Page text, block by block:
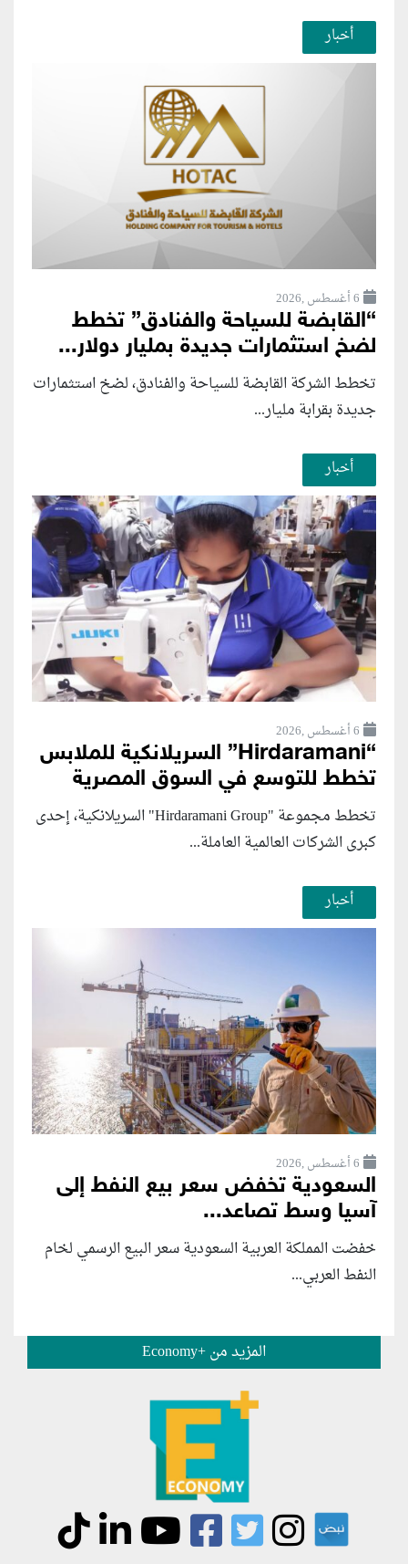
أخبار
6 أغسطس ,2026
“القابضة للسياحة والفنادق” تخطط
لضخ استثمارات جديدة بمليار دولار...
تخطط الشركة القابضة للسياحة والفنادق، لضخ استثمارات
جديدة بقرابة مليار...
أخبار
6 أغسطس ,2026
“Hirdaramani” السريلانكية للملابس
تخطط للتوسع في السوق المصرية
تخطط مجموعة "Hirdaramani Group" السريلانكية، إحدى
كبرى الشركات العالمية العاملة...
أخبار
6 أغسطس ,2026
السعودية تخفض سعر بيع النفط إلى
آسيا وسط تصاعد...
خفضت المملكة العربية السعودية سعر البيع الرسمي لخام
النفط العربي...
المزيد من +Economy